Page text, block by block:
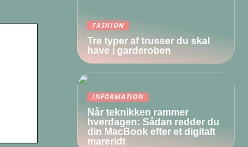
FASHION
Tre typer af trusser du skal
have i garderoben
INFORMATION
Når teknikken rammer
hverdagen: Sådan redder du
din MacBook efter et digitalt
mareridt